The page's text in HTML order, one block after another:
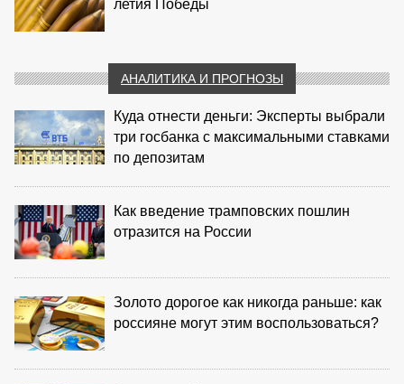
летия Победы
АНАЛИТИКА И ПРОГНОЗЫ
Куда отнести деньги: Эксперты выбрали
три госбанка с максимальными ставками
по депозитам
Как введение трамповских пошлин
отразится на России
Золото дорогое как никогда раньше: как
россияне могут этим воспользоваться?